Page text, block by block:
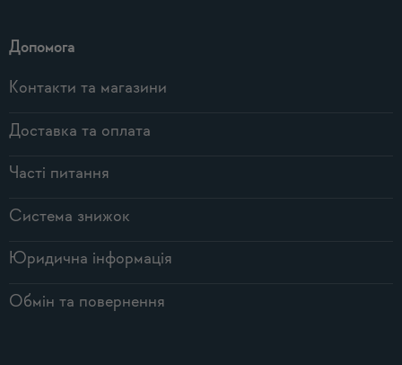
Допомога
Контакти та магазини
Доставка та оплата
Часті питання
Система знижок
Юридична інформація
Обмін та повернення